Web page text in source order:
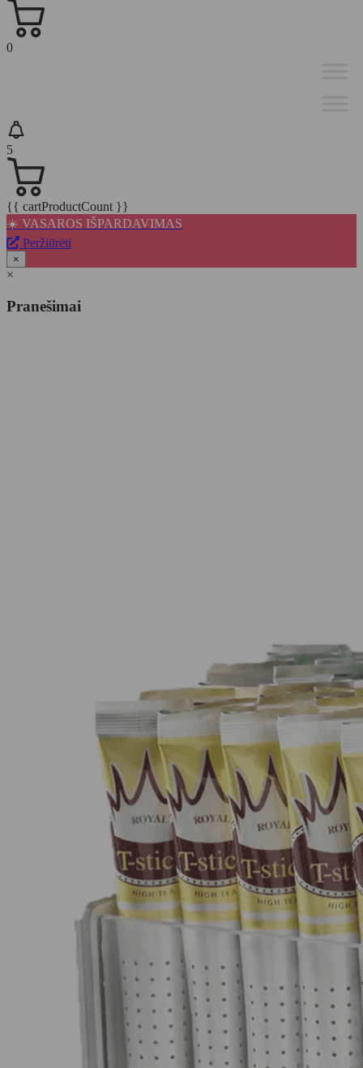
0
5
{{ cartProductCount }}
☀️ VASAROS IŠPARDAVIMAS
Peržiūrėti
×
×
Pranešimai